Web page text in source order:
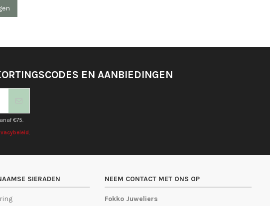
EN AANBIEDINGEN
€75.
.
SIERADEN NEEM CONTACT MET ONS OP
Fokko Juweliers